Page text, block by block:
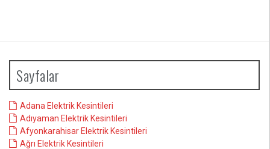
Sayfalar
Adana Elektrik Kesintileri
Adıyaman Elektrik Kesintileri
Afyonkarahisar Elektrik Kesintileri
Ağrı Elektrik Kesintileri